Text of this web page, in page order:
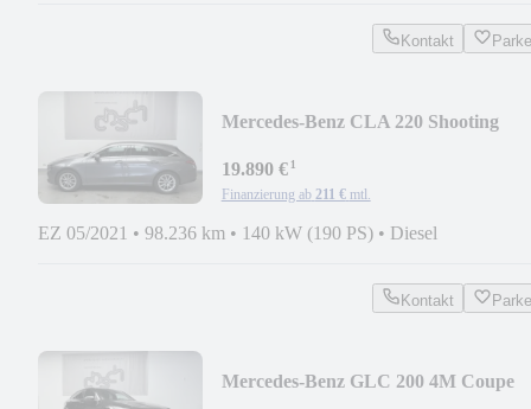
Kontakt
Mercedes-Benz CLA 220 Shooting
19.890 €¹
Finanzierung ab 211 € mtl.
EZ 05/2021 • 98.236 km • 140 kW (190 PS) • Diesel
Kontakt
Mercedes-Benz GLC 200 4M Coupe